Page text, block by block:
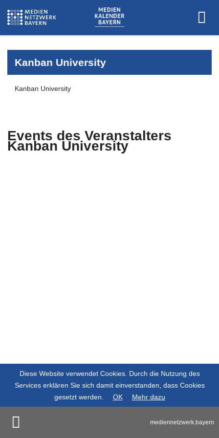
Kanban University
Kanban University
Events des Veranstalters
Kanban University
mediennetzwerk.bayern
Diese Website verwendet Cookies. Durch die Nutzung des
Services erklären Sie sich damit einverstanden, dass Cookies
gesetzt werden.
OK Mehr dazu